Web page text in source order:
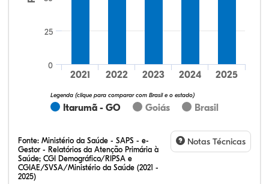
Itarumã - GO Goiás Brasil
Legenda (clique para comparar com Brasil e o estado)
2021 2022 2023 2024 2025
0
25
Fonte: Ministério da Saúde - SAPS - e-
Gestor - Relatórios da Atenção Primária à
Saúde; CGI Demográfico/RIPSA e
CGIAE/SVSA/Ministério da Saúde (2021 -
2025)
Notas Técnicas